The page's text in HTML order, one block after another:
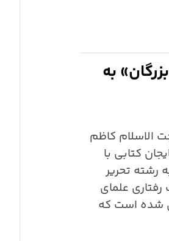
به
الاسلام کاظم
کتابی با
رشته تحریر
علمای
شده است که